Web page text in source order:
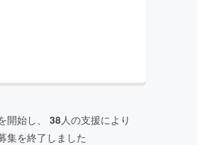
開始し、 38人の支援により
集を終了しました